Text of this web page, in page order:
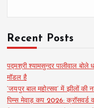
Recent Posts
पद्मश्री श्यामसुन्दर पालीवाल बोले
मॉडल है
‘जयपुर बाल महोत्सव’ में झीलों की
पिम्स मेवाड़ कप 2026: